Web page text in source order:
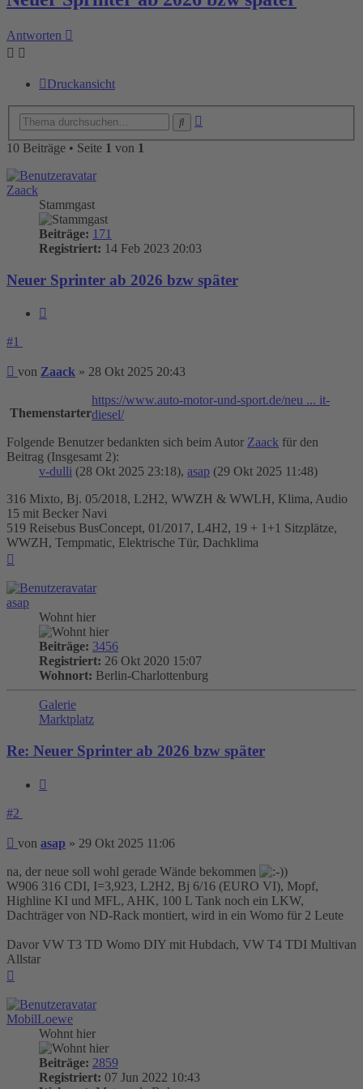
Antworten
Druckansicht
10 Beiträge • Seite 1 von 1
Zaack
Stammgast
Beiträge: 171
Registriert: 14 Feb 2023 20:03
Neuer Sprinter ab 2026 bzw später
#1
Beitrag
von Zaack » 28 Okt 2025 20:43
Themenstarter
https://www.auto-motor-und-sport.de/neu ... it-
diesel/
Folgende Benutzer bedankten sich beim Autor Zaack für den
Beitrag (Insgesamt 2):
v-dulli (28 Okt 2025 23:18), asap (29 Okt 2025 11:48)
316 Mixto, Bj. 05/2018, L2H2, WWZH & WWLH, Klima, Audio
15 mit Becker Navi
519 Reisebus BusConcept, 01/2017, L4H2, 19 + 1+1 Sitzplätze,
WWZH, Tempmatic, Elektrische Tür, Dachklima
asap
Wohnt hier
Beiträge: 3456
Registriert: 26 Okt 2020 15:07
Wohnort: Berlin-Charlottenburg
Galerie
Marktplatz
Re: Neuer Sprinter ab 2026 bzw später
#2
Beitrag
von asap » 29 Okt 2025 11:06
na, der neue soll wohl gerade Wände bekommen
)
W906 316 CDI, I=3,923, L2H2, Bj 6/16 (EURO VI), Mopf,
Highline KI und MFL, AHK, 100 L Tank noch ein LKW,
Dachträger von ND-Rack montiert, wird in ein Womo für 2 Leute
Davor VW T3 TD Womo DIY mit Hubdach, VW T4 TDI Multivan
Allstar
MobilLoewe
Wohnt hier
Beiträge: 2859
Registriert: 07 Jun 2022 10:43